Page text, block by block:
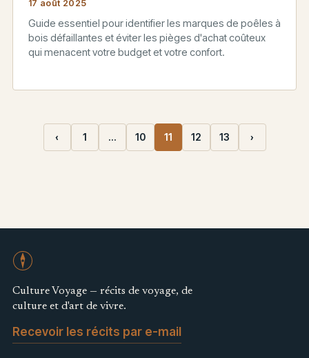
17 août 2025
Guide essentiel pour identifier les marques de poêles à
bois défaillantes et éviter les pièges d'achat coûteux
qui menacent votre budget et votre confort.
‹ 1 … 10 11 12 13 ›
Culture Voyage — récits de voyage, de
culture et d'art de vivre.
Recevoir les récits par e-mail